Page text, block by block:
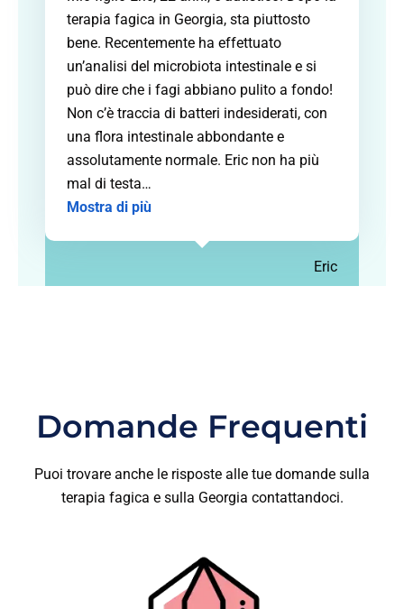
terapia fagica in Georgia, sta piuttosto
bene. Recentemente ha effettuato
un’analisi del microbiota intestinale e si
può dire che i fagi abbiano pulito a fondo!
Non c’è traccia di batteri indesiderati, con
una flora intestinale abbondante e
assolutamente normale. Eric non ha più
mal di testa…
Mostra di più
Eric
Domande Frequenti
Puoi trovare anche le risposte alle tue domande sulla
terapia fagica e sulla Georgia contattandoci.